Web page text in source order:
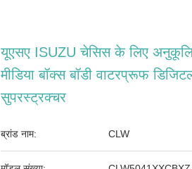
यूएसए ISUZU चेसिस के लिए
मीडिया बॉक्स बॉडी वाटरप्रूफ
सुपरस्ट्रक्चर
ब्रांड नाम: CLW